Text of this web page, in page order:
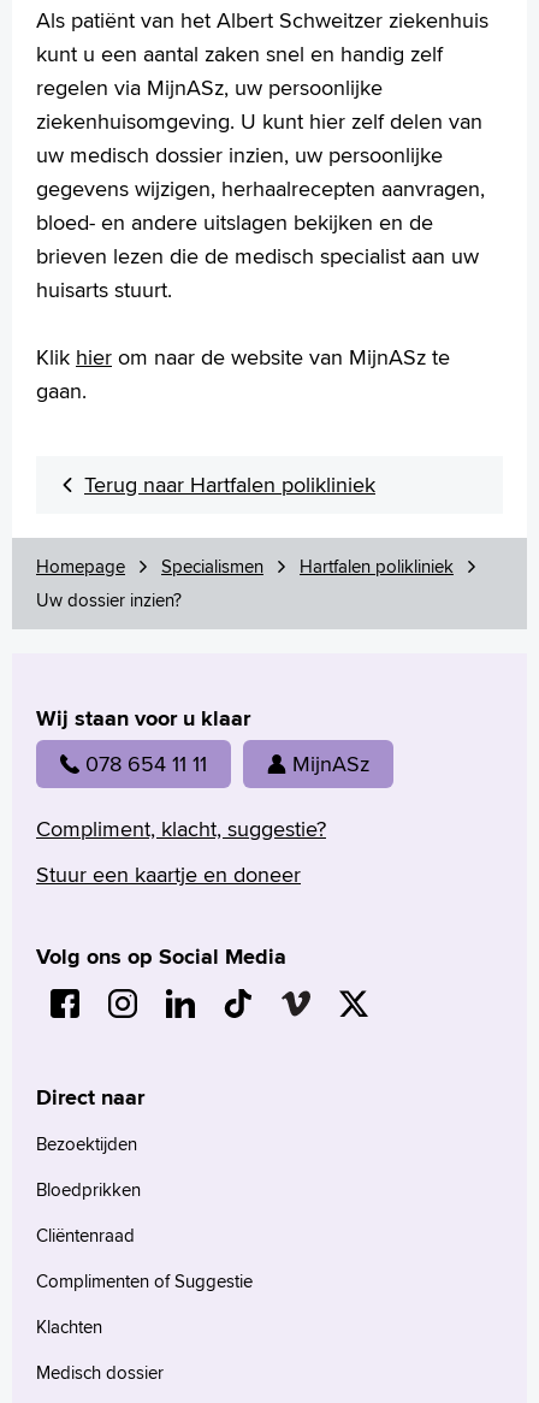
MijnASz
Verwijzers
Wetenschappelijk onderzoek
+
Polski
Arabisch
Als patiënt van het Albert Schweitzer ziekenhuis
kunt u een aantal zaken snel en handig zelf
regelen via MijnASz, uw persoonlijke
ziekenhuisomgeving. U kunt hier zelf delen van
uw medisch dossier inzien, uw persoonlijke
gegevens wijzigen, herhaalrecepten aanvragen,
bloed- en andere uitslagen bekijken en de
brieven lezen die de medisch specialist aan uw
huisarts stuurt.
Klik hier om naar de website van MijnASz te
gaan.
Terug naar Hartfalen polikliniek
Homepage Specialismen
Hartfalen polikliniek
Uw dossier inzien?
Wij staan voor u klaar
078 654 11 11 MijnASz
Compliment, klacht, suggestie?
Stuur een kaartje en doneer
Volg ons op Social Media
Direct naar
Bezoektijden
Bloedprikken
Cliëntenraad
Complimenten of Suggestie
Klachten
Medisch dossier